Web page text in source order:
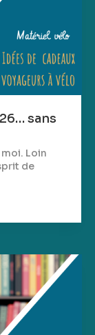
sans
Loin
de